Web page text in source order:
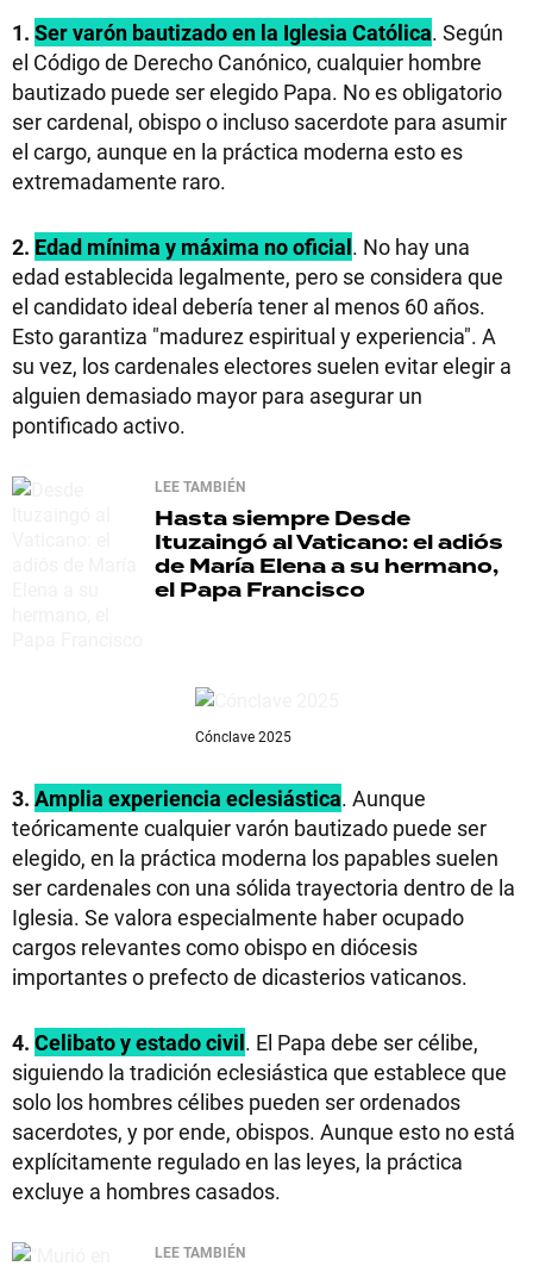
1. Ser varón bautizado en la Iglesia Católica. Según
el Código de Derecho Canónico, cualquier hombre
bautizado puede ser elegido Papa. No es obligatorio
ser cardenal, obispo o incluso sacerdote para asumir
el cargo, aunque en la práctica moderna esto es
extremadamente raro.
2. Edad mínima y máxima no oficial. No hay una
edad establecida legalmente, pero se considera que
el candidato ideal debería tener al menos 60 años.
Esto garantiza "madurez espiritual y experiencia". A
su vez, los cardenales electores suelen evitar elegir a
alguien demasiado mayor para asegurar un
pontificado activo.
LEE TAMBIÉN
Hasta siempre Desde
Ituzaingó al Vaticano: el adiós
de María Elena a su hermano,
el Papa Francisco
Cónclave 2025
3. Amplia experiencia eclesiástica. Aunque
teóricamente cualquier varón bautizado puede ser
elegido, en la práctica moderna los papables suelen
ser cardenales con una sólida trayectoria dentro de la
Iglesia. Se valora especialmente haber ocupado
cargos relevantes como obispo en diócesis
importantes o prefecto de dicasterios vaticanos.
4. Celibato y estado civil. El Papa debe ser célibe,
siguiendo la tradición eclesiástica que establece que
solo los hombres célibes pueden ser ordenados
sacerdotes, y por ende, obispos. Aunque esto no está
explícitamente regulado en las leyes, la práctica
excluye a hombres casados.
LEE TAMBIÉN